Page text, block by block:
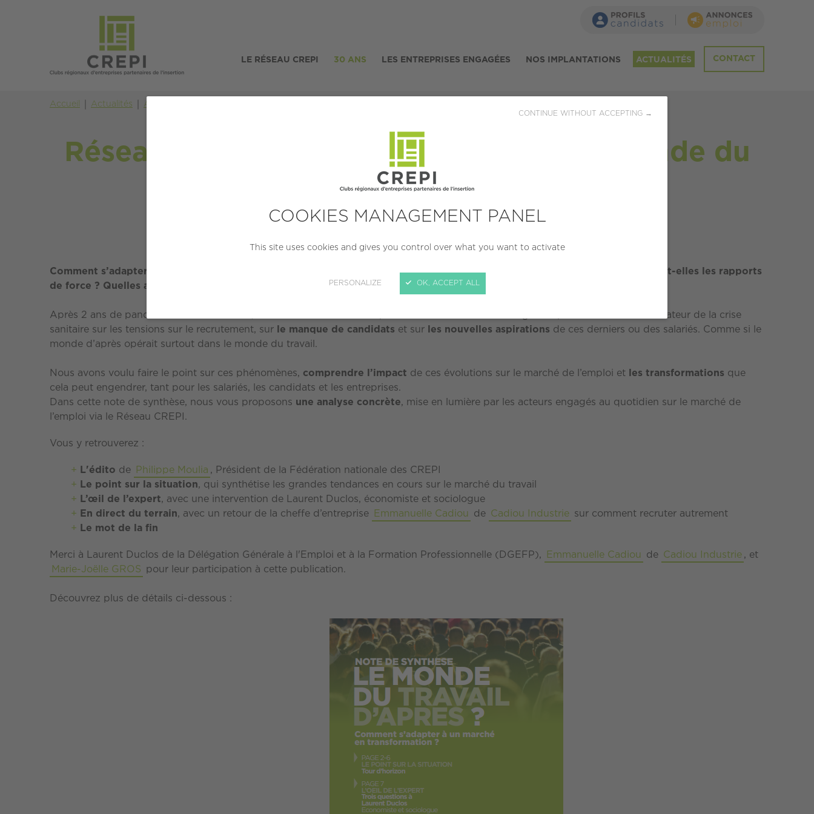
COOKIES MANAGEMENT PANEL
This site uses cookies and gives you control over what you want to activate
PERSONALIZE
CONTINUE WITHOUT ACCEPTING →
OK, ACCEPT ALL
LE RÉSEAU CREPI 30 ANS LES ENTREPRISES ENGAGÉES NOS IMPLANTATIONS ACTUALITÉS CONTACT
Accueil Actualités Actualités
Réseau CREPI - Note de synthèse - Le monde du
travail « d'après » ?
Publiée le 21/11/2022
Comment s’adapter à un marché en transformation ? Comment les transformations en cours du monde du travail redessinent-elles les rapports
de force ? Quelles adaptations sont à l’œuvre ?
Après 2 ans de pandémie et confinements, le marché du travail a été profondément secoué et changé. On parle d’un effet accélérateur de la crise
sanitaire sur les tensions sur le recrutement, sur
le manque de candidats et sur les nouvelles aspirations de ces derniers ou des salariés. Comme si le
monde d’après opérait surtout dans le monde du travail.
Nous avons voulu faire le point sur ces phénomènes, comprendre l’impact de ces évolutions sur le marché de l’emploi et les transformations que
cela peut engendrer, tant pour les salariés, les candidats et les entreprises.
Dans cette note de synthèse, nous vous proposons une analyse concrète, mise en lumière par les acteurs engagés au quotidien sur le marché de
l’emploi via le Réseau CREPI.
Vous y retrouverez :
L'édito de Philippe Moulia , Président de la Fédération nationale des CREPI
Le point sur la situation, qui synthétise les grandes tendances en cours sur le marché du travail
L’œil de l’expert, avec une intervention de Laurent Duclos, économiste et sociologue
En direct du terrain, avec un retour de la cheffe d’entreprise Emmanuelle Cadiou de Cadiou Industrie sur comment recruter autrement
Le mot de la fin
Merci à Laurent Duclos de la Délégation Générale à l'Emploi et à la Formation Professionnelle (DGEFP), Emmanuelle Cadiou de Cadiou Industrie , et
Marie-Joëlle GROS
pour leur participation à cette publication.
Découvrez plus de détails ci-dessous :